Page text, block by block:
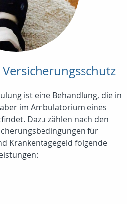
ist eine Behandlung, die in
im Ambulatorium eines
Dazu zählen nach den
für
Krankentagegeld folgende